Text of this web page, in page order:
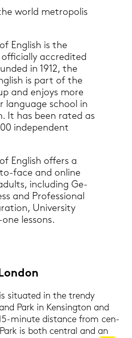
world me­tro­po­lis
Eng­lish is the
ac­cre­di­ted
in 1912, the
is part of the
and en­joys more
school in
It has been rated as
in­de­pen­dent
Eng­lish of­fers a
face and on­line
in­clu­ding Ge­
and Pro­fes­sio­nal
Uni­ver­si­ty
les­sons.
si­tua­ted in the tren­dy
Park in Ken­sing­ton and
​minute di­s­tance from cen­
is both cen­tral and an